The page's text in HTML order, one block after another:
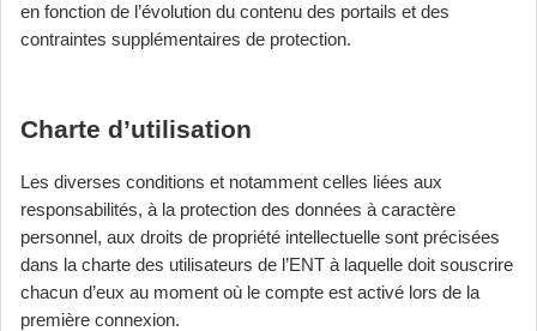
en fonction de l’évolution du contenu des portails et des
contraintes supplémentaires de protection.
Charte d’utilisation
Les diverses conditions et notamment celles liées aux
responsabilités, à la protection des données à caractère
personnel, aux droits de propriété intellectuelle sont précisées
dans la charte des utilisateurs de l’ENT à laquelle doit souscrire
chacun d’eux au moment où le compte est activé lors de la
première connexion.